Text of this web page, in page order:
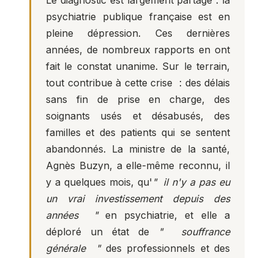
psychiatrie publique française est en
pleine dépression. Ces dernières
années, de nombreux rapports en ont
fait le constat unanime. Sur le terrain,
tout contribue à cette crise : des délais
sans fin de prise en charge, des
soignants usés et désabusés, des
familles et des patients qui se sentent
abandonnés. La ministre de la santé,
Agnès Buzyn, a elle-même reconnu, il
y a quelques mois, qu' " il n'y a pas eu
un vrai investissement depuis des
années "en psychiatrie, et elle a
déploré un état de
" souffrance
générale " des professionnels et des